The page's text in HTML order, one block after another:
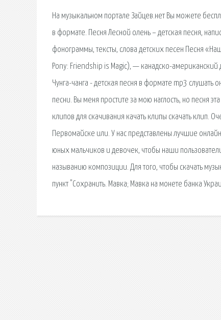
На музыкальном портале Зайцев.нет Вы можете
в формате. Песня Лесной олень – детская песня,
фонограммы, тексты, слова детских песен Песня
Pony: Friendship is Magic), — канадско-
Чунга-чанга - детская песня в формате mp3 слушать
песни. Вы меня простите за мою наглость, но песня
клипов для скачивания качать клипы скачать клип.
Первомайске или. У нас представлены лучшие
юных мальчиков и девочек, чтобы наши
называнию композиции. Для того, чтобы скачать
пункт "Сохранить. Мавка; Мавка на монете банка